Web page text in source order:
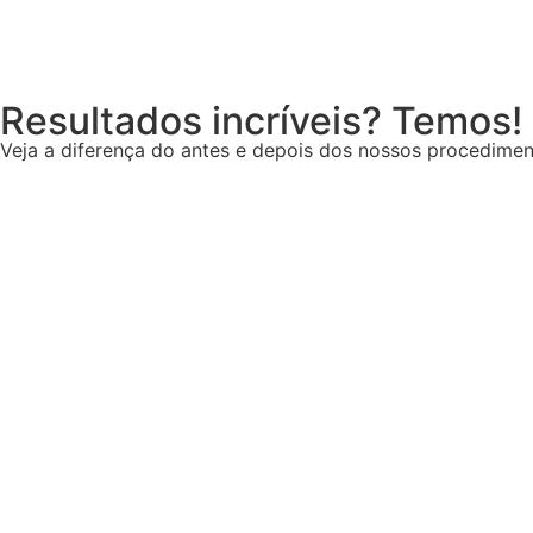
Resultados incríveis? Temos!
Veja a diferença do antes e depois dos nossos